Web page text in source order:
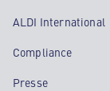
ALDI International
Compliance
Presse